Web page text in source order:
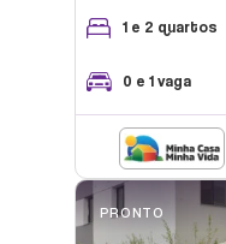
1 e 2 quartos
0 e 1 vaga
PRONTO